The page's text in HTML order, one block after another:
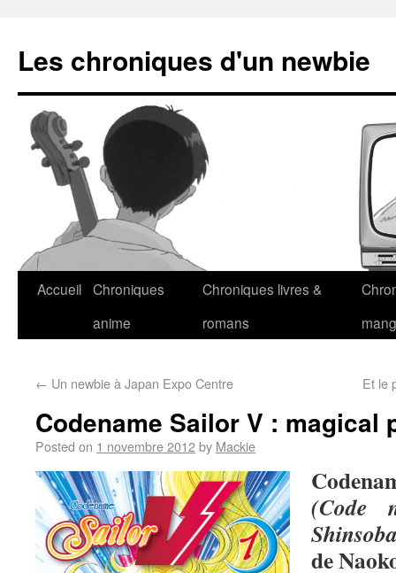
Les chroniques d'un newbie
Accueil Chroniques
anime
Chroniques livres &
romans
← Un newbie à Japan Expo Centre Et le
Codename Sailor V : magical
Posted on 1 novembre 2012by Mackie
(Code
de